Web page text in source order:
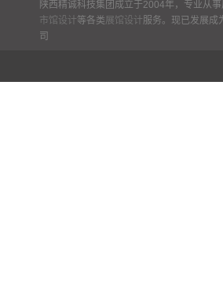
陕西精诚科技集团成立于2004年，专业从
市馆设计等各类 展馆设计 服务。现已发展成
司